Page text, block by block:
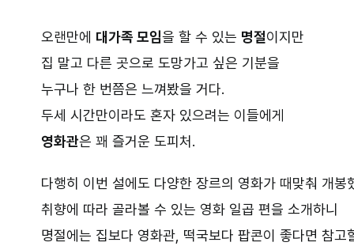
오랜만에 대가족 모임을 할 수 있는 명절이지만
집 말고 다른 곳으로 도망가고 싶은 기분을
누구나 한 번쯤은 느껴봤을 거다.
두세 시간만이라도 혼자 있으려는 이들에게
영화관은 꽤 즐거운 도피처.
다행히 이번 설에도 다양한 장르의 영화가 때맞춰 개봉
취향에 따라 골라볼 수 있는 영화 일곱 편을 소개하니
명절에는 집보다 영화관, 떡국보다 팝콘이 좋다면 참고